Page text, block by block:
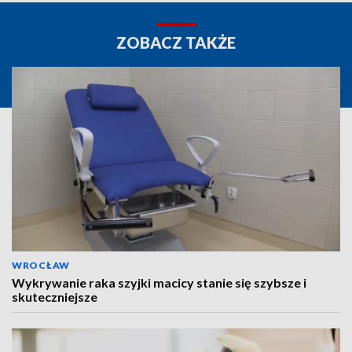
ZOBACZ TAKŻE
WROCŁAW
Wykrywanie raka szyjki macicy stanie się szybsze i
skuteczniejsze